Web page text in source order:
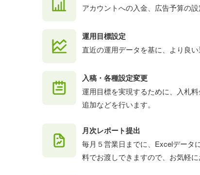
アカウントへの入金、広告予算の設
運用目標設定
直近の運用データを基に、より良
入稿・各種設定変更
運用目標を実現するために、入札
追加などを行います。
月次レポート提出
毎月５営業日までに、Excelデータ
料でお渡しできますので、お気軽